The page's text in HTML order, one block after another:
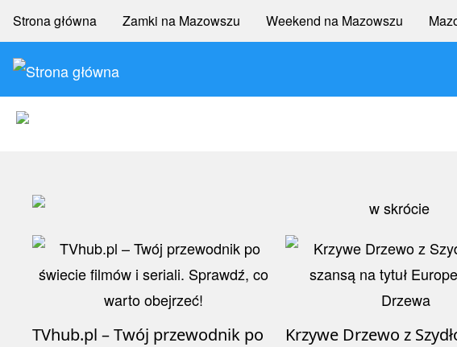
Przejdź
do
treści
Search
Menu
główne
poziome
Strona główna Zamki na Mazowszu Weekend na Mazowszu
TVhub.pl – Twój przewodnik po
Krzywe Drzewo z